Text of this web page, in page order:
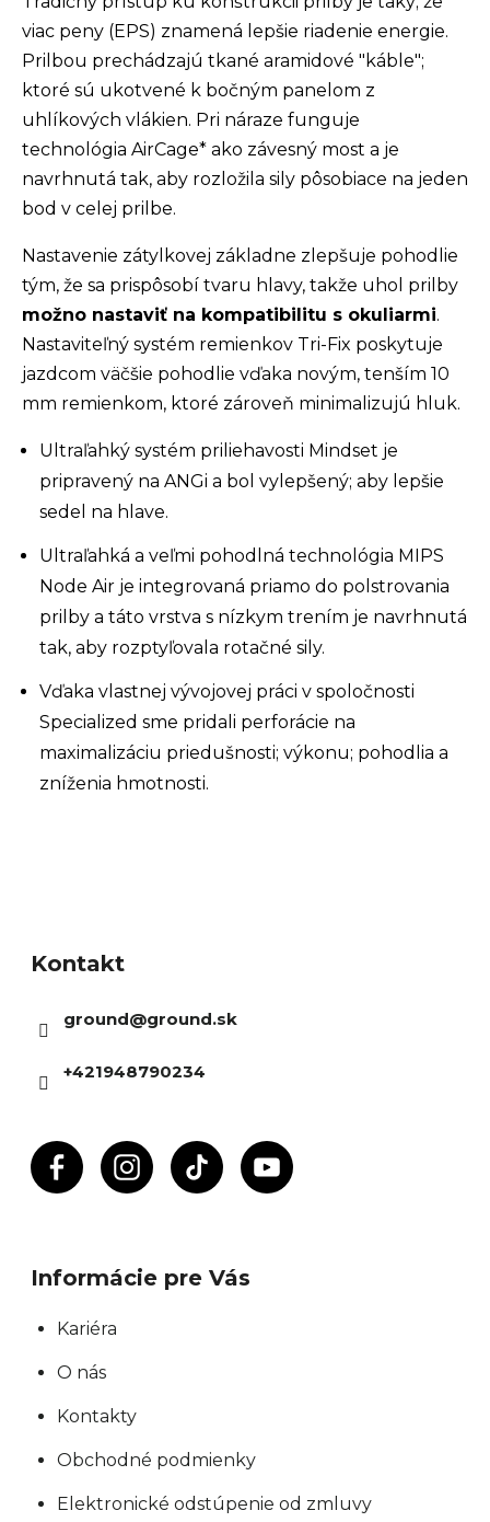
viac peny (EPS) znamená lepšie riadenie energie.
Prilbou prechádzajú tkané aramidové "káble";
ktoré sú ukotvené k bočným panelom z
uhlíkových vlákien. Pri náraze funguje
technológia AirCage* ako závesný most a je
navrhnutá tak, aby rozložila sily pôsobiace na jeden
bod v celej prilbe.
Nastavenie zátylkovej základne zlepšuje pohodlie
tým, že sa prispôsobí tvaru hlavy, takže uhol prilby
možno nastaviť na kompatibilitu s okuliarmi.
Nastaviteľný systém remienkov Tri-Fix poskytuje
jazdcom väčšie pohodlie vďaka novým, tenším 10
mm remienkom, ktoré zároveň minimalizujú hluk.
Ultraľahký systém priliehavosti Mindset je
pripravený na ANGi a bol vylepšený; aby lepšie
sedel na hlave.
Ultraľahká a veľmi pohodlná technológia MIPS
Node Air je integrovaná priamo do polstrovania
prilby a táto vrstva s nízkym trením je navrhnutá
tak, aby rozptyľovala rotačné sily.
Vďaka vlastnej vývojovej práci v spoločnosti
Specialized sme pridali perforácie na
maximalizáciu priedušnosti; výkonu; pohodlia a
zníženia hmotnosti.
Kontakt
ground@ground.sk
+421948790234
Informácie pre Vás
Kariéra
O nás
Kontakty
Obchodné podmienky
Elektronické odstúpenie od zmluvy